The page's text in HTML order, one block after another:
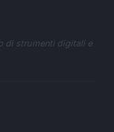
di strumenti digitali e